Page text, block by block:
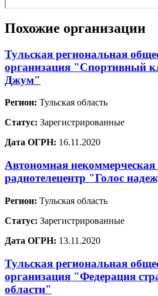
Похожие организации
Тульская региональная
организация "Спортивный
Джум"
Регион: Тульская область
Статус: Зарегистрированные
Дата ОГРН: 16.11.2020
Автономная некоммерческая
радиотелецентр "Голос
Регион: Тульская область
Статус: Зарегистрированные
Дата ОГРН: 13.11.2020
Тульская региональная
организация "Федерация
области"